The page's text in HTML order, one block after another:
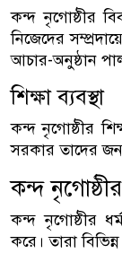
কন্দ নৃগোষ্ঠীর
নিজেদের
আচার-অনুষ্ঠান
শিক্ষা ব্যবস্থা
কন্দ নৃগোষ্ঠীর
সরকার তাদের
কন্দ নৃগোষ্ঠীর
কন্দ নৃগোষ্ঠীর
করে। তারা